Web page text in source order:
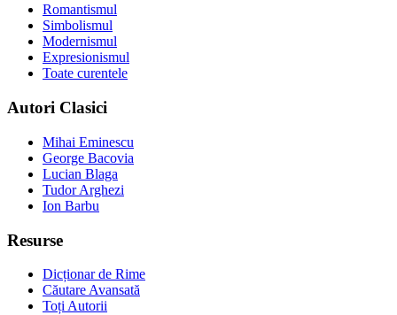
Romantismul
Simbolismul
Modernismul
Expresionismul
Toate curentele
Autori Clasici
Mihai Eminescu
George Bacovia
Lucian Blaga
Tudor Arghezi
Ion Barbu
Resurse
Dicționar de Rime
Căutare Avansată
Toți Autorii